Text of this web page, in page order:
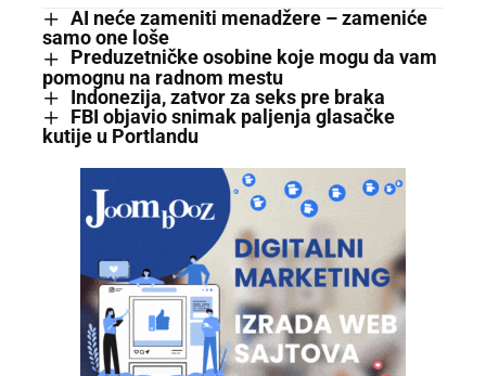
AI neće zameniti menadžere – zameniće
samo one loše
Preduzetničke osobine koje mogu da vam
pomognu na radnom mestu
Indonezija, zatvor za seks pre braka
FBI objavio snimak paljenja glasačke
kutije u Portlandu